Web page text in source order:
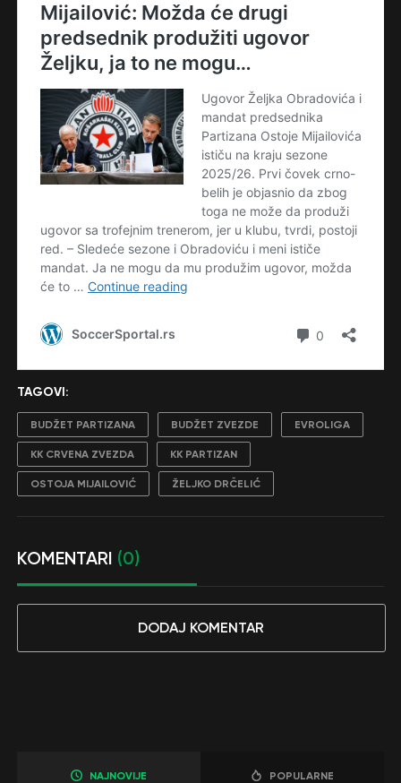
TAGOVI:
BUDŽET PARTIZANA BUDŽET ZVEZDE EVROLIGA
KK CRVENA ZVEZDA KK PARTIZAN
OSTOJA MIJAILOVIĆ ŽELJKO DRČELIĆ
KOMENTARI (0)
DODAJ KOMENTAR
NAJNOVIJE POPULARNE